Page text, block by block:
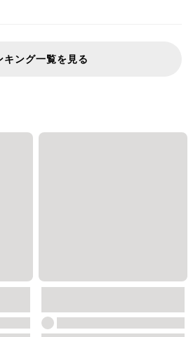
キング一覧を見る